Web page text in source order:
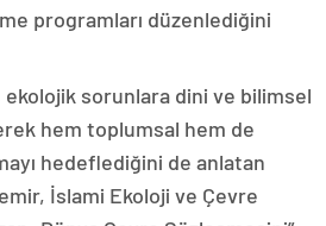
programları düzenlediğini
sorunlara dini ve bilimsel
hem toplumsal hem de
hedeflediğini de anlatan
İslami Ekoloji ve Çevre